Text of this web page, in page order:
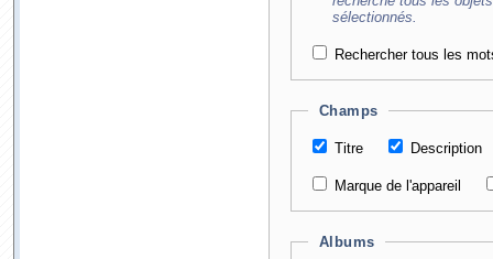
sélectionnés.
Rechercher tous les
Champs
Titre Description
Marque de l'appareil
Albums